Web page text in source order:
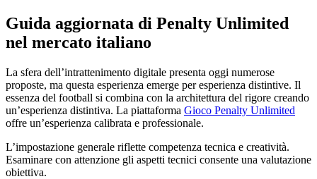
Guida aggiornata di Penalty Unlimited
nel mercato italiano
La sfera dell’intrattenimento digitale presenta oggi numerose
proposte, ma questa esperienza emerge per esperienza distintive. Il
essenza del football si combina con la architettura del rigore creando
un’esperienza distintiva. La piattaforma Gioco Penalty Unlimited
offre un’esperienza calibrata e professionale.
L’impostazione generale riflette competenza tecnica e creatività.
Esaminare con attenzione gli aspetti tecnici consente una valutazione
obiettiva.